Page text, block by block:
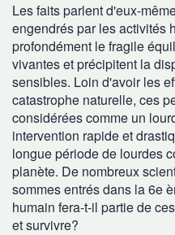
Les faits parlent d'eux-
engendrés par les activités
profondément le fragile
vivantes et précipitent la
sensibles. Loin d'avoir les
catastrophe naturelle, ces
considérées comme un
intervention rapide et
longue période de lourdes
planète. De nombreux
sommes entrés dans la 6e
humain fera-t-il partie de
et survivre?